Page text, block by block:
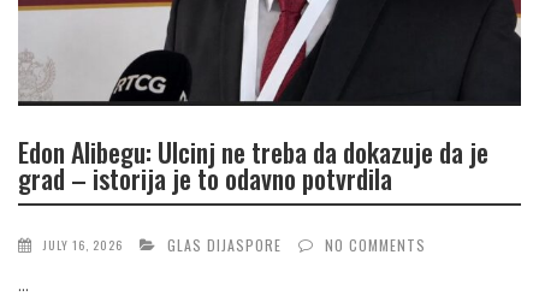
Edon Alibegu: Ulcinj ne treba da dokazuje da je
grad – istorija je to odavno potvrdila
JULY 16, 2026 GLAS DIJASPORE NO COMMENTS
...